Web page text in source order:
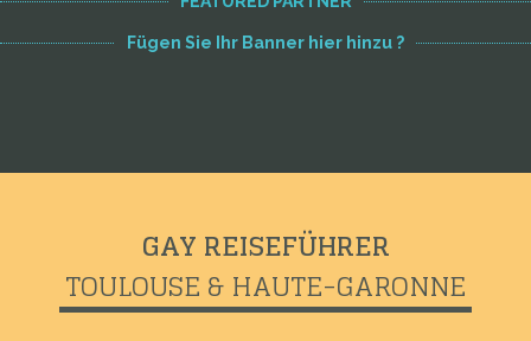
Fügen Sie Ihr Banner hier hinzu ?
GAY REISEFÜHRER
TOULOUSE & HAUTE-GARONNE